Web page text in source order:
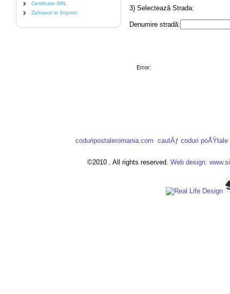
Certificate SRL
Zahnarzt in Sopron
3) Selectează Strada:
Denumire stradă:
Error:
coduripostaleromania.com cautÄƒ coduri
©2010 . All rights reserved. Web design: